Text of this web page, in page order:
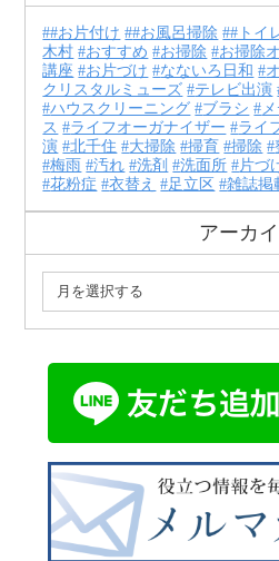
#お片付け #お風呂掃除 #トイ
木村
おすすめ お掃除 お掃除
講座
お片づけ なないろ日和
クリスタルミューズ
テレビ出演
ハウスクリーニング
ブラシ
ス
ライフオーガナイザー ライ
演
北千住 大掃除 掃育 掃除
梅雨
汚れ 洗剤 洗面所 片づ
花粉症
衣替え 足立区 雑誌掲
アーカ